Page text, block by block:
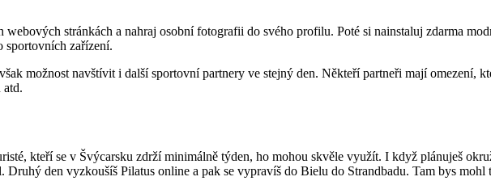
stránkách a nahraj osobní fotografii do svého profilu. Poté si nainstaluj zdarma
sportovních zařízení.
možnost navštívit i další sportovní partnery ve stejný den. Někteří partneři mají omezení,
atd.
kteří se v Švýcarsku zdrží minimálně týden, ho mohou skvěle využít. I když plánuješ
den vyzkoušíš Pilatus online a pak se vypravíš do Bielu do Strandbadu. Tam bys